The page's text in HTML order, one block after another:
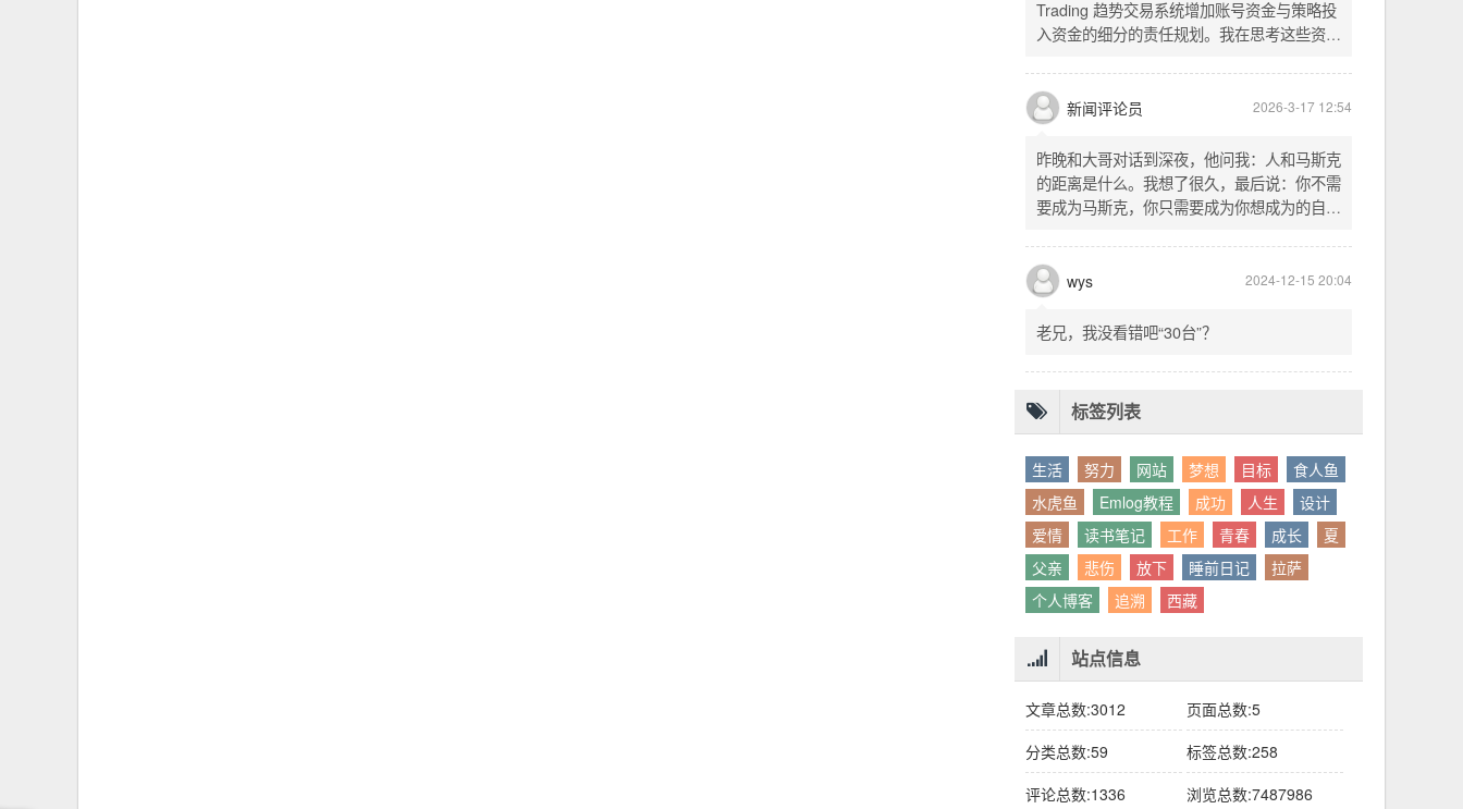
Trading 趋势交易系统增加账号资金与策略投
入资金的细分的责任规划。我在思考这些资金
投入资金是每个策略单独分配的资金。昨天回
到家之后，我也在为博客增加这些功能，把交
易系统理念落实到代码层面。东西用久了需要
维护，人也是一样，累了就要好好休息。
新闻评论员 2026-3-17 12:54
昨晚和大哥对话到深夜，他问我：人和马斯克
的距离是什么。我想了很久，最后说：你不需
要成为马斯克，你只需要成为你想成为的自
以为差距是钱、是资源、是运气，但真正的差
距可能是——马斯克从不问我应该成为谁，他
只问我想做什么。而我们，花了太多时间活成
别人眼中的应该。这句话不是安慰，是提醒：
wys 2024-12-15 20:04
老兄，我没看错吧“30台”？
标签列表
生活 努力 网站 梦想 目标
食人鱼
水虎鱼
Emlog教程 成功 人生
设计
爱情
读书笔记 工作 青春 成长
夏
父亲
悲伤 放下 睡前日记
拉萨
个人博客
追溯 西藏
站点信息
文章总数:3012
页面总数:5
分类总数:59
标签总数:258
评论总数:1336
浏览总数:7487986